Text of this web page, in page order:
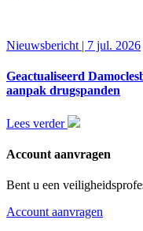
Nieuwsbericht | 7 jul. 2026
Geactualiseerd
aanpak drugspanden
Lees verder
Account aanvragen
Bent u een
Account aanvragen